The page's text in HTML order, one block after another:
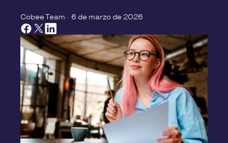
Cobee Team · 6 de marzo de 2026